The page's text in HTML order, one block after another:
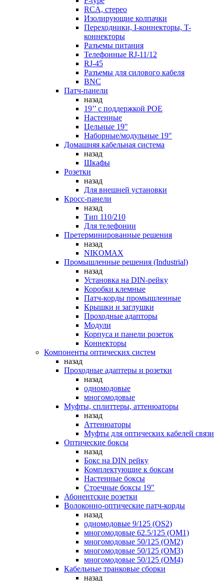
RCA, стерео
Изолирующие колпачки
Переходники, I-коннекторы, T-
коннекторы
Разъемы питания
Телефонные RJ-11/12
RJ-45
Разъемы для силового кабеля
BNC
Патч-панели
назад
19’’ с поддержкой POE
Настенные
Цельные 19"
Наборные/модульные 19"
Домашняя кабельная система
назад
Шкафы
Розетки
назад
Для внешней установки
Кросс-панели
назад
Тип 110/210
Для телефонии
Претерминированные решения
назад
NIKOMAX
Промышленные решения (Industrial)
назад
Установка на DIN-рейку
Коробки клемные
Патч-корды промышленные
Крышки и заглушки
Проходные адапторы
Модули
Корпуса и панели розеток
Коннекторы
Компоненты оптических систем
назад
Проходные адаптеры и розетки
назад
одномодовые
многомодовые
Муфты, сплиттеры, аттенюаторы
назад
Аттенюаторы
Муфты для оптических кабелей связи
Оптические боксы
назад
Бокс на DIN рейку
Комплектующие к боксам
Настенные боксы
Стоечные боксы 19"
Абонентские розетки
Волоконно-оптические патч-корды
назад
одномодовые 9/125 (OS2)
многомодовые 62.5/125 (OM1)
многомодовые 50/125 (OM2)
многомодовые 50/125 (OM3)
многомодовые 50/125 (OM4)
Кабельные транковые сборки
назад